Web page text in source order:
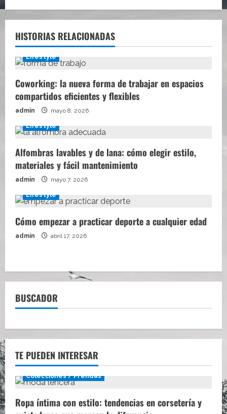
HISTORIAS RELACIONADAS
Lifestyle
Coworking: la nueva forma de trabajar en espacios
compartidos eficientes y flexibles
admin mayo 8, 2026
Lifestyle
Alfombras lavables y de lana: cómo elegir estilo,
materiales y fácil mantenimiento
admin mayo 7, 2026
Lifestyle
Cómo empezar a practicar deporte a cualquier edad
admin abril 17, 2026
BUSCADOR
TE PUEDEN INTERESAR
Colecciones / Prendas
Ropa íntima con estilo: tendencias en corsetería y